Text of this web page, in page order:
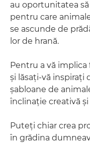
au oportunitatea
pentru care
se ascunde de
lor de hrană.
Pentru a vă implica
şi lăsaţi-vă inspiraţi
şabloane de
înclinaţie creativă
Puteţi chiar crea
în grădina